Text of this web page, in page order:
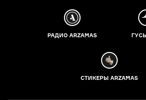
РАДИО ARZAMAS
СТИКЕРЫ ARZAMAS